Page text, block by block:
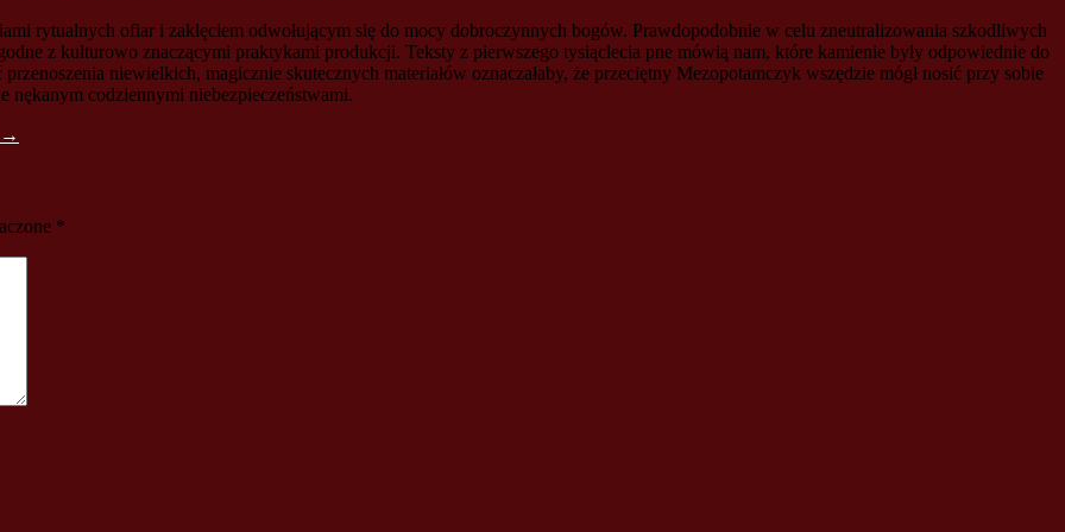
rytualnych ofiar i zaklęciem odwołującym się do mocy dobroczynnych bogów. Prawdopodobnie w celu zneutralizowania szkodliwych
z kulturowo znaczącymi praktykami produkcji. Teksty z pierwszego tysiąclecia pne mówią nam, które kamienie były odpowiednie do
niewielkich, magicznie skutecznych materiałów oznaczałaby, że przeciętny Mezopotamczyk wszędzie mógł nosić przy sobie
nękanym codziennymi niebezpieczeństwami.
→
*